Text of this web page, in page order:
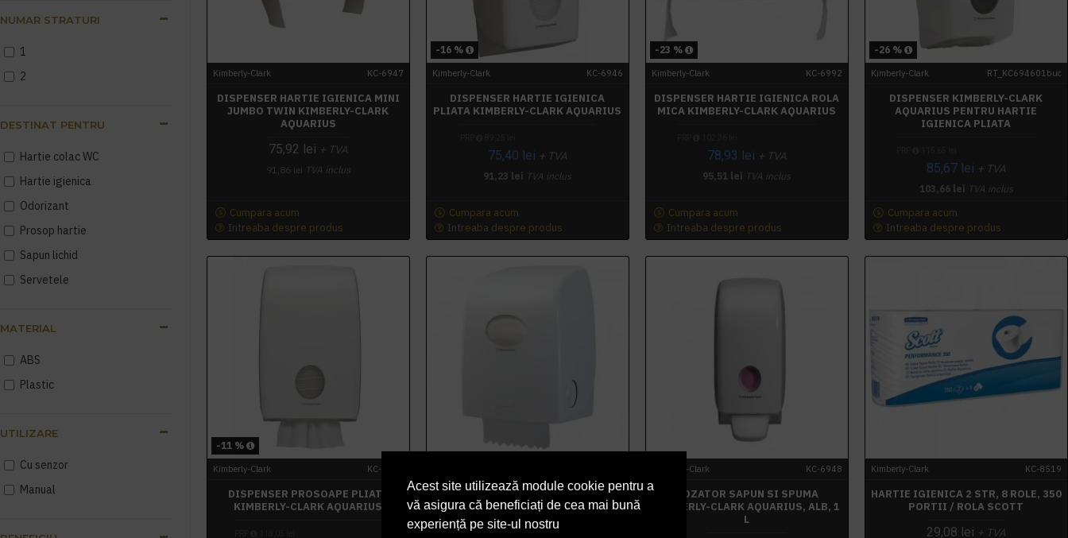
Acest site utilizează module cookie pentru a
vă asigura că beneficiați de cea mai bună
experiență pe site-ul nostru
NUMAR STRATURI
1
2
DESTINAT PENTRU
Hartie colac WC
Hartie igienica
Odorizant
Prosop hartie
Sapun lichid
Servetele
MATERIAL
ABS
Plastic
UTILIZARE
Cu senzor
Manual
Kimberly-Clark KC-6947
DISPENSER HARTIE IGIENICA MINI
JUMBO TWIN KIMBERLY-CLARK
AQUARIUS
75,92 lei + TVA
91,86 lei TVA inclus
Cumpara acum
Intreaba despre produs
-16 %
Kimberly-Clark KC-6946
DISPENSER HARTIE IGIENICA
PLIATA KIMBERLY-CLARK AQUARIUS
75,40 lei + TVA
91,23 lei TVA inclus
Cumpara acum
Intreaba despre produs
-23 %
Kimberly-Clark KC-6992
DISPENSER HARTIE IGIENICA ROLA
MICA KIMBERLY-CLARK AQUARIUS
78,93 lei + TVA
95,51 lei TVA inclus
Cumpara acum
Intreaba despre produs
-26 %
Kimberly-Clark RT_KC694601buc
DISPENSER KIMBERLY-CLARK
AQUARIUS PENTRU HARTIE
IGIENICA PLIATA
85,67 lei + TVA
103,66 lei TVA inclus
Cumpara acum
Intreaba despre produs
-11 %
Kimberly-Clark KC-6945
DISPENSER PROSOAPE PLIATE
KIMBERLY-CLARK AQUARIUS
DISPENSER PROSOP MATIC
KIMBERLY-CLARK AQUARIUS
455,98 lei
Kimberly-Clark KC-6948
DOZATOR SAPUN SI SPUMA
KIMBERLY-CLARK AQUARIUS, ALB, 1
L
Kimberly-Clark KC-8519
HARTIE IGIENICA 2 STR, 8 ROLE, 350
PORTII / ROLA SCOTT
29,08 lei + TVA